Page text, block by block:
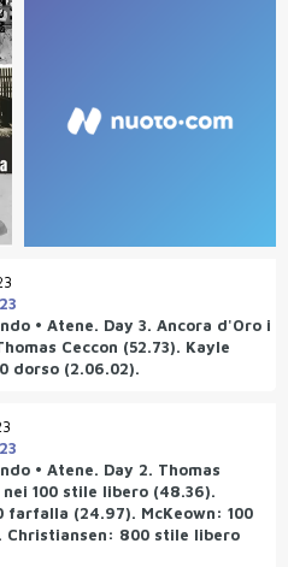
• Atene. Day 3. Ancora d'Oro i
Ceccon (52.73). Kayle
dorso (2.06.02).
• Atene. Day 2. Thomas
nei 100 stile libero (48.36).
farfalla (24.97). McKeown: 100
Christiansen: 800 stile libero